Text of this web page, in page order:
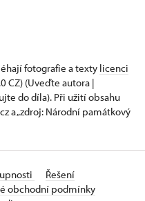
fotografie a texty licenci
CZ) (Uveďte autora |
do díla). Při užití obsahu
a „zdroj: Národní památkový
Řešení
obchodní podmínky